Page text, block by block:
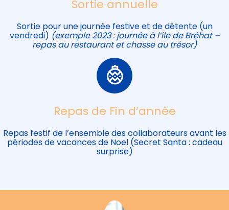
Sortie annuelle
Sortie pour une journée festive et de détente (un
vendredi) (exemple 2023 : journée à l’île de Bréhat –
repas au restaurant et chasse au trésor)
Repas de Fin d’année
Repas festif de l’ensemble des collaborateurs avant les
périodes de vacances de Noel (Secret Santa : cadeau
surprise)